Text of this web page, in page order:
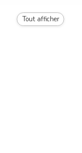
50/60 Hz
Tout afficher